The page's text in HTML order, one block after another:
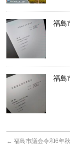
福島
福島
← 福島市議会令和6年